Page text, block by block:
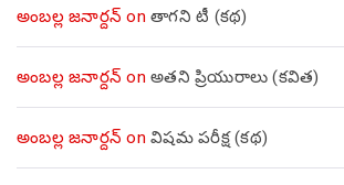
అంబల్ల జనార్దన్ on తాగని టీ (కథ)
అంబల్ల జనార్దన్ on అతని ప్రియురాలు (కవిత)
అంబల్ల జనార్దన్ on విషమ పరీక్ష (క‌థ‌)